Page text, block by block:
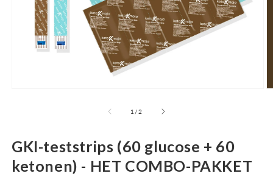
venster
1 /van
2
GKI-teststrips (60 glucose + 60
ketonen) - HET COMBO-PAKKET